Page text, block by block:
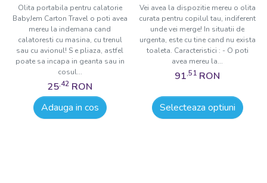
Olita portabila pentru calatorie
BabyJem Carton Travel o poti avea
mereu la indemana cand
calatoresti cu masina, cu trenul
sau cu avionul! S e pliaza, astfel
poate sa incapa in geanta sau in
cosul...
25,42 RON
Adauga in cos
Vei avea la dispozitie mereu o olita
curata pentru copilul tau, indiferent
unde vei merge! In situatii de
urgenta, este cu tine cand nu exista
toaleta. Caracteristici : - O poti
avea mereu la...
91,51 RON
Selecteaza optiuni